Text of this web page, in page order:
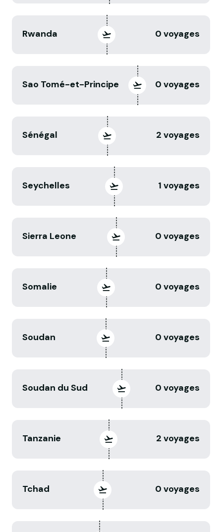
Rwanda 0 voyages
Sao Tomé-et-Principe 0 voyages
Sénégal 2 voyages
Seychelles 1 voyages
Sierra Leone 0 voyages
Somalie 0 voyages
Soudan 0 voyages
Soudan du Sud 0 voyages
Tanzanie 2 voyages
Tchad 0 voyages